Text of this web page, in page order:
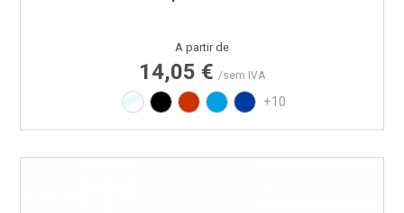
Preço
A partir de
14,05 € /sem IVA
Translúcido
Preto Vermelho RAL3020
Azul PAN 299C
Azul PAN 293C
+10